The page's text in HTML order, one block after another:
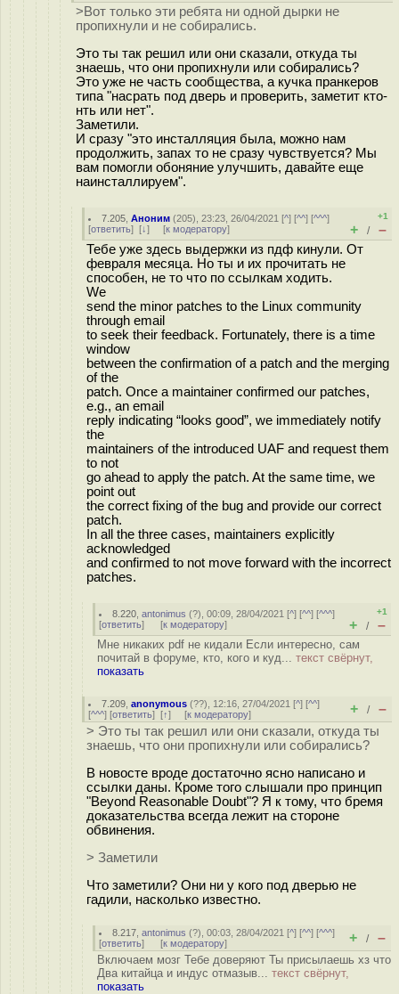
>Вот только эти ребята ни одной дырки не
пропихнули и не собирались.
Это ты так решил или они сказали, откуда ты
знаешь, что они пропихнули или собирались?
Это уже не часть сообщества, а кучка пранкеров
типа "насpать под дверь и проверить, заметит кто-
нть или нет".
Заметили.
И сразу "это инсталляция была, можно нам
продолжить, запах то не сразу чувствуется? Мы
вам помогли обоняние улучшить, давайте еще
наинсталлируем".
7.205 ,Аноним (205), 23:23, 26/04/2021 [^] [^^] [^^^]
[ответить] [↓] [к модератору]
+1
+ / –
Тебе уже здесь выдержки из пдф кинули. От
февраля месяца. Но ты и их прочитать не
способен, не то что по ссылкам ходить.
We
send the minor patches to the Linux community
through email
to seek their feedback. Fortunately, there is a time
window
between the confirmation of a patch and the merging
of the
patch. Once a maintainer confirmed our patches,
e.g., an email
reply indicating “looks good”, we immediately notify
the
maintainers of the introduced UAF and request them
to not
go ahead to apply the patch. At the same time, we
point out
the correct fixing of the bug and provide our correct
patch.
In all the three cases, maintainers explicitly
acknowledged
and confirmed to not move forward with the incorrect
patches.
8.220 ,antonimus (?), 00:09, 28/04/2021 [^] [^^] [^^^]
[ответить] [к модератору]
+1
+ / –
Мне никаких pdf не кидали Если интересно, сам
почитай в форуме, кто, кого и куд... текст свёрнут,
показать
7.209 ,anonymous (??), 12:16, 27/04/2021 [^] [^^]
[^^^] [ответить] [↑] [к модератору] + / –
> Это ты так решил или они сказали, откуда ты
знаешь, что они пропихнули или собирались?
В новосте вроде достаточно ясно написано и
ссылки даны. Кроме того слышали про принцип
"Beyond Reasonable Doubt"? Я к тому, что бремя
доказательства всегда лежит на стороне
обвинения.
> Заметили
Что заметили? Они ни у кого под дверью не
гадили, насколько известно.
8.217 ,antonimus (?), 00:03, 28/04/2021 [^] [^^] [^^^]
[ответить] [к модератору] + / –
Включаем мозг Тебе доверяют Ты присылаешь хз что
Два китайца и индус отмазыв... текст свёрнут,
показать